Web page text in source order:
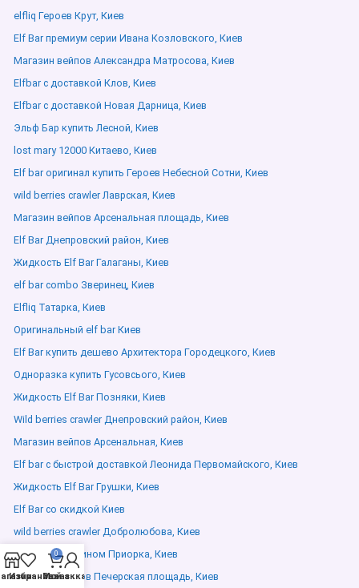
elfliq Героев Крут, Киев
Elf Bar премиум серии Ивана Козловского, Киев
Магазин вейпов Александра Матросова, Киев
Elfbar с доставкой Клов, Киев
Elfbar с доставкой Новая Дарница, Киев
Эльф Бар купить Лесной, Киев
lost mary 12000 Китаево, Киев
Elf bar оригинал купить Героев Небесной Сотни, Киев
wild berries crawler Лаврская, Киев
Магазин вейпов Арсенальная площадь, Киев
Elf Bar Днепровский район, Киев
Жидкость Elf Bar Галаганы, Киев
elf bar combo Зверинец, Киев
Elfliq Татарка, Киев
Оригинальный elf bar Киев
Elf Bar купить дешево Архитектора Городецкого, Киев
Одноразка купить Гусовсього, Киев
Жидкость Elf Bar Позняки, Киев
Wild berries crawler Днепровский район, Киев
Магазин вейпов Арсенальная, Киев
Elf bar с быстрой доставкой Леонида Первомайского, Киев
Жидкость Elf Bar Грушки, Киев
Elf Bar со скидкой Киев
wild berries crawler Добролюбова, Киев
Elf Bar с никотином Приорка, Киев
Магазин вейпов Печерская площадь, Киев
Избранное
0
Заказ
Мой аккаунт